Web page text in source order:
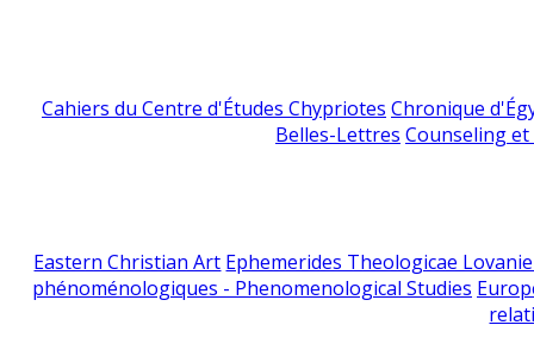
Cahiers du Centre d'Études Chypriotes Chronique
Belles-Lettres Counseling
Eastern Christian Art Ephemerides Theologicae
phénoménologiques - Phenomenological Studies